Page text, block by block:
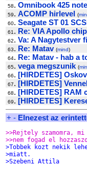
58. Omnibook 425
59. ACOMP hirlevel (
60. Seagate ST 01
61 . Re: VIA Apollo
62. Va: A Nagytestver
63. Re: Matav (mind)
64. Re: Matav - hab a
65. vega megszunik (
66. [HIRDETES]
67. [HIRDETES]
68. [HIRDETES] RAM
69. [HIRDETES]
+ - Elnezest az
>>Rejtely szamomra,
>>nem fogad el
>Tobbek kozt nekik
>miatt.
>Szebeni Attila